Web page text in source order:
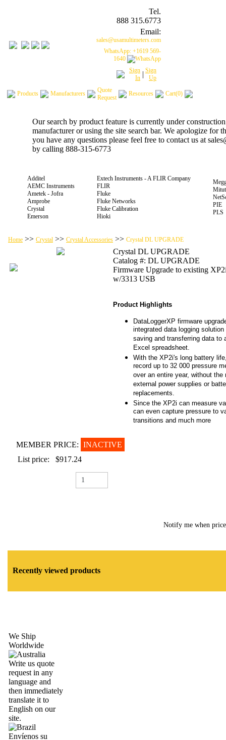
Tel.
888 315.6773
Email:
sales@usamultimeters.com
WhatsApp: +1619 569-
1640
Sign
In | Sign
Up
Products Manufacturers
Quote
Request
Resources Cart(0)
Our search by product feature is currently under
manufacturer or using the site search bar. We apologize for
you have any questions please feel free to contact us at
by calling 888-315-6773
Additel
AEMC Instruments
Ametek - Jofra
Amprobe
Crystal
Emerson
Extech Instruments - A FLIR Company
FLIR
Fluke
Fluke Networks
Fluke Calibration
Hioki
PIE
PLS
Home >> Crystal >> Crystal Accessories >> Crystal DL UPGRADE
Crystal DL UPGRADE
Catalog #: DL UPGRADE
Firmware Upgrade to existing
w/3313 USB
Product Highlights
DataLoggerXP firmware
integrated data logging
saving and transferring data to
Excel spreadsheet.
With the XP2i's long battery
record up to 32 000 pressure
over an entire year, without the
external power supplies or
replacements.
Since the XP2i can measure
can even capture pressure to
transitions and much more
MEMBER PRICE: INACTIVE
List price:
$917.24
Notify me when
Recently viewed products
We Ship
Worldwide
Write us quote
request in any
language and
then immediately
translate it to
English on our
site.
Envíenos su